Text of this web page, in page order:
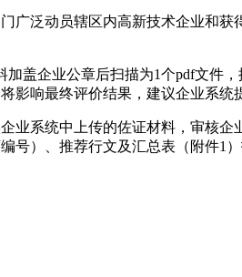
广泛动员辖区内高新技术企业和
盖企业公章后扫描为1个pdf文件
响最终评价结果，建议企业系统
业系统中上传的佐证材料，审核
号）、推荐行文及汇总表（附件1）